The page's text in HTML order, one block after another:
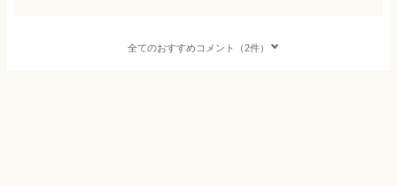
全てのおすすめコメント（2件）